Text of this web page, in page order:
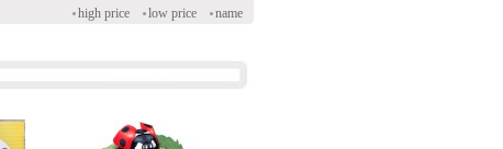
high price
low price
name